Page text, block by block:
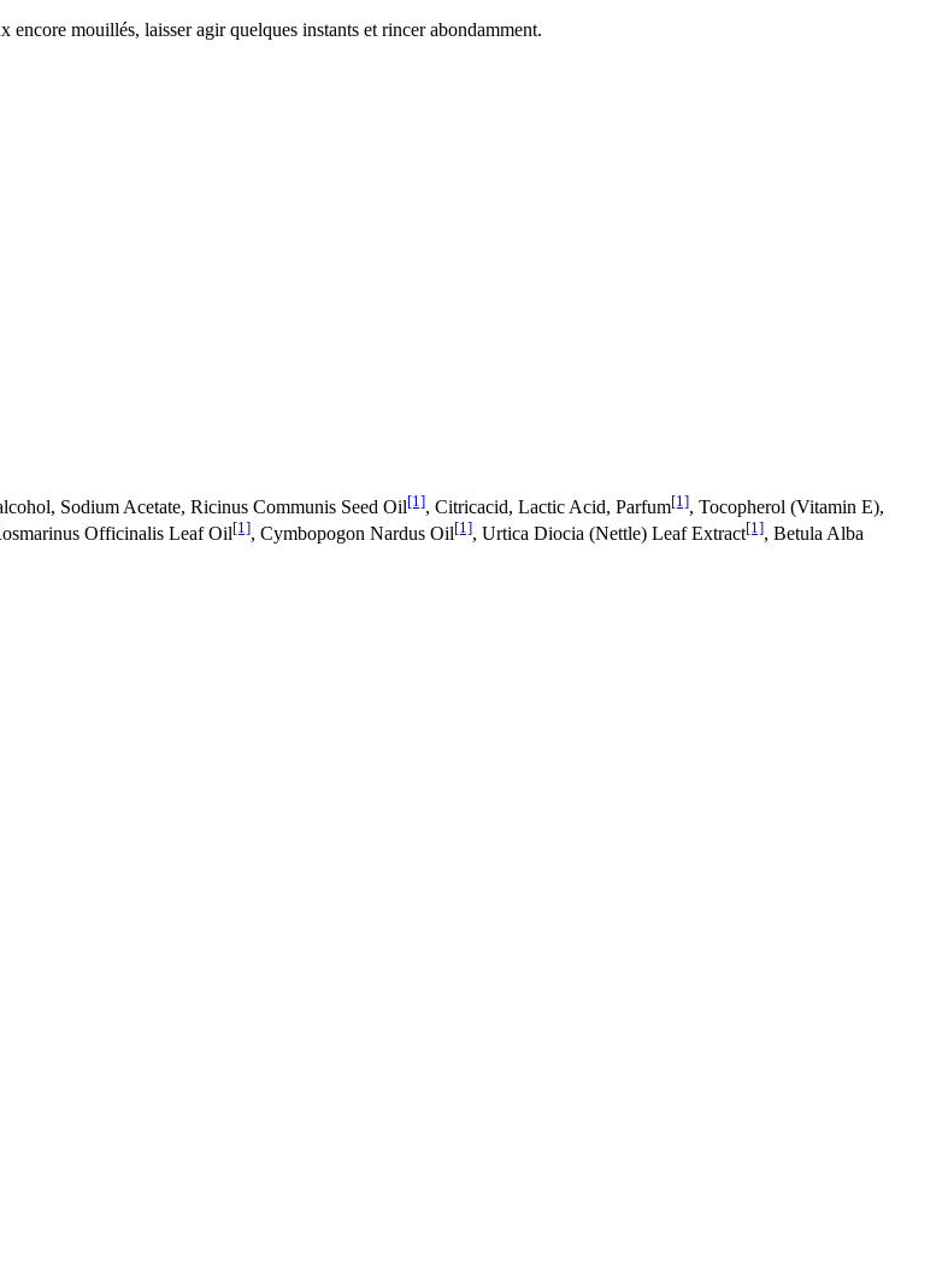
mouillés, laisser agir quelques instants et rincer abondamment.
Sodium Acetate, Ricinus Communis Seed Oil[1], Citricacid, Lactic Acid, Parfum[1], Tocopherol (Vitamin E),
Officinalis Leaf Oil[1], Cymbopogon Nardus Oil[1], Urtica Diocia (Nettle) Leaf Extract[1], Betula Alba